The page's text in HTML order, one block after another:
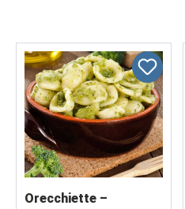
Orecchiette –